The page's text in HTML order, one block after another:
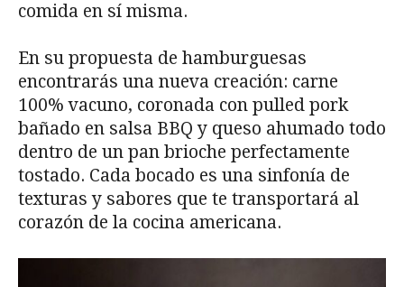
comida en sí misma.
En su propuesta de hamburguesas
encontrarás una nueva creación: carne
100% vacuno, coronada con pulled pork
bañado en salsa BBQ y queso ahumado todo
dentro de un pan brioche perfectamente
tostado. Cada bocado es una sinfonía de
texturas y sabores que te transportará al
corazón de la cocina americana.